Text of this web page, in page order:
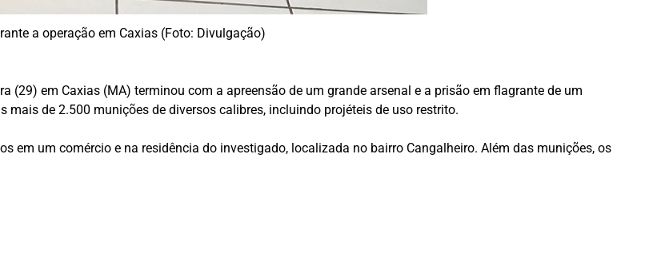
a operação em Caxias (Foto: Divulgação)
(29) em Caxias (MA) terminou com a apreensão de um grande arsenal e a prisão em flagrante de um
de 2.500 munições de diversos calibres, incluindo projéteis de uso restrito.
em um comércio e na residência do investigado, localizada no bairro Cangalheiro. Além das munições, os